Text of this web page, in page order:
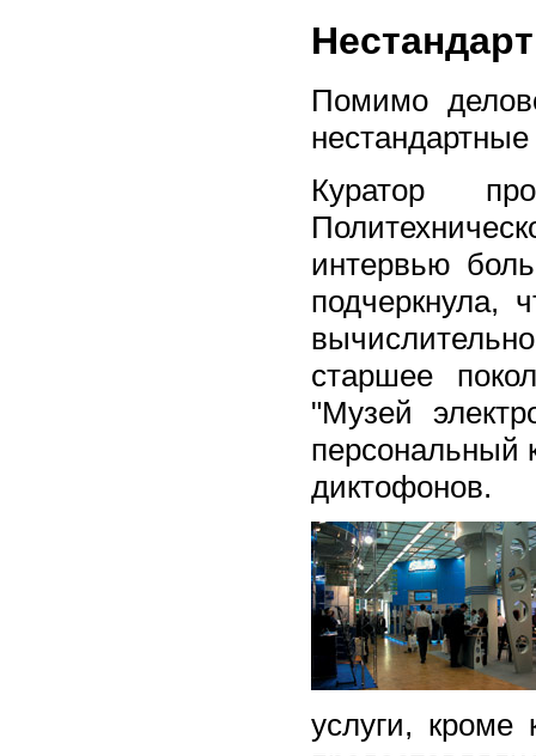
Помимо
Куратор
интервью
подчеркнула,
старшее
"Музей
персональный
диктофонов.
услуги, кроме